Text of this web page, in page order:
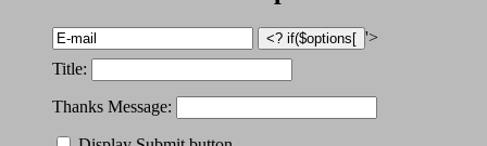
'>
Title:
Thanks Message: